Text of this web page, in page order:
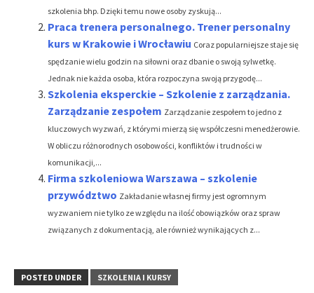
szkolenia bhp. Dzięki temu nowe osoby zyskują...
Praca trenera personalnego. Trener personalny
kurs w Krakowie i Wrocławiu Coraz popularniejsze staje się
spędzanie wielu godzin na siłowni oraz dbanie o swoją sylwetkę.
Jednak nie każda osoba, która rozpoczyna swoją przygodę...
Szkolenia eksperckie – Szkolenie z zarządzania.
Zarządzanie zespołem Zarządzanie zespołem to jedno z
kluczowych wyzwań, z którymi mierzą się współczesni menedżerowie.
W obliczu różnorodnych osobowości, konfliktów i trudności w
komunikacji,...
Firma szkoleniowa Warszawa – szkolenie
przywództwo Zakładanie własnej firmy jest ogromnym
wyzwaniem nie tylko ze względu na ilość obowiązków oraz spraw
związanych z dokumentacją, ale również wynikających z...
POSTED UNDER SZKOLENIA I KURSY